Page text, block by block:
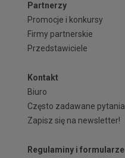
Partnerzy
Promocje i konkursy
Firmy partnerskie
Przedstawiciele
Kontakt
Biuro
Często zadawane pytania
Zapisz się na newsletter!
Regulaminy i formularze